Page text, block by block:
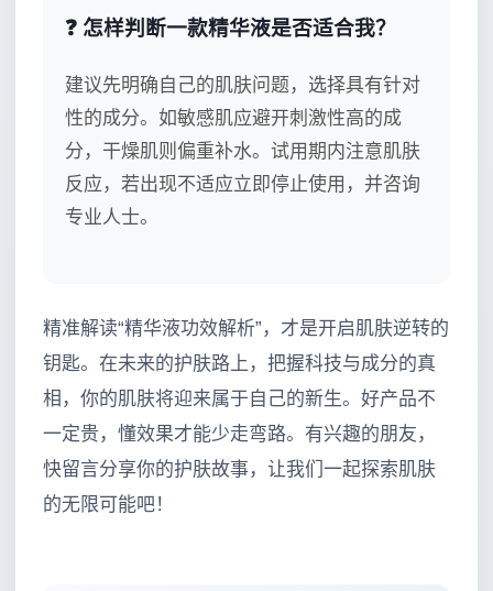
❓ 怎样判断一款精华液是否适合我？
建议先明确自己的肌肤问题，选择具有针对
性的成分。如敏感肌应避开刺激性高的成
分，干燥肌则偏重补水。试用期内注意肌肤
反应，若出现不适应立即停止使用，并咨询
专业人士。
精准解读“精华液功效解析”，才是开启肌肤逆转的
钥匙。在未来的护肤路上，把握科技与成分的真
相，你的肌肤将迎来属于自己的新生。好产品不
一定贵，懂效果才能少走弯路。有兴趣的朋友，
快留言分享你的护肤故事，让我们一起探索肌肤
的无限可能吧！